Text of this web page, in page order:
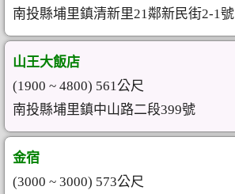
南投縣埔里鎮清新里21鄰新民街2-1號
山王大飯店
(1900 ~ 4800) 561公尺
南投縣埔里鎮中山路二段399號
金宿
(3000 ~ 3000) 573公尺